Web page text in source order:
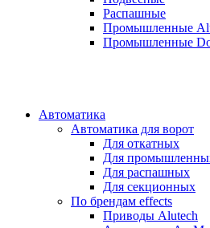
Распашные
Промышленные
Промышленные
Автоматика
Автоматика для ворот
Для откатных
Для
Для распашных
Для секционных
По брендам effects
Приводы Alutech